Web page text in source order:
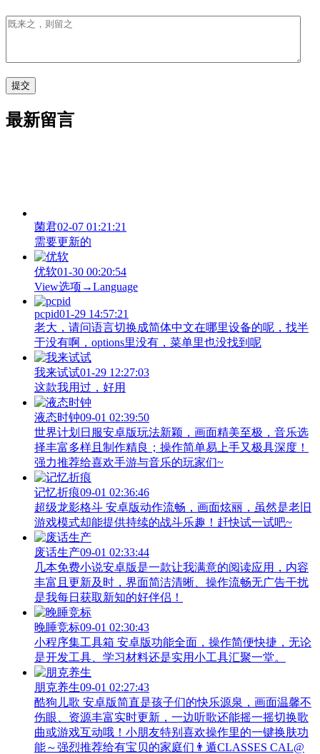
最新留言
菌君02-07 01:21:21
需要更新的
优软01-30 00:20:54
View‌选项→Language
pcpid01-29 14:57:21
老大，请问语言切换成简体中文在哪里设备的呢，找半
于没有啊，options里没有，菜单里也没找到呢
我来试试01-29 12:27:03
这款我用过，好用
液态时钟09-01 02:39:50
世界计划日服安卓版玩法新颖，画面精美至极，音乐选
择丰富多样且制作精良；操作简单易上手又极具深度！
强力推荐给喜欢手游与音乐的玩家们~
记忆折痕09-01 02:36:46
超级龙影格斗 安卓版动作流畅，画面炫丽，虽然是老旧
游戏模式却能提供持续的战斗乐趣！赶快试一试吧~
废话生产09-01 02:33:44
几本免费小说安卓版是一款让我满意的阅读应用，内容
丰富且更新及时，界面简洁清晰、操作流畅无广告干扰
是我每日获取新知的好伴侣！
晚睡竞标09-01 02:30:43
小程序集工具箱 安卓版功能全面，操作简便快捷，无论
是开发工具、学习材料还是实用小工具汇聚一堂。
朋克养生09-01 02:27:43
酷狗儿歌 安卓版简直是孩子们的快乐源泉，画面温馨不
伤眼、资源丰富实时更新，一边听歌还能摇一摇切换歌
曲或游戏互动哦！小朋友特别喜欢操作里的一键换肤功
能～强烈推荐给有宝贝的家庭们👨‍遁️CLASSES CAL@